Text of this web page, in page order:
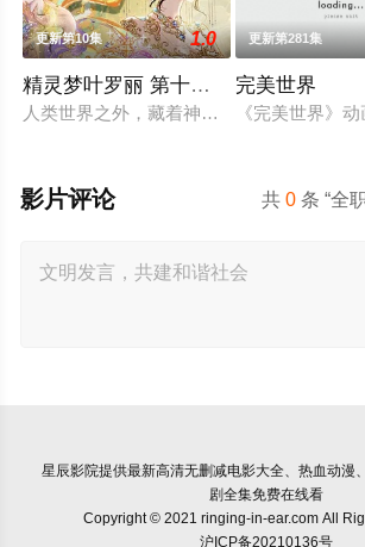
更新第10集 1.0
精灵梦叶罗丽 第十一季（下）
人类世界之外，藏着神秘而美好的叶罗丽
更新第281集
完美世界
《完美世界》
共0 条 “全
影片评论
星辰影院提供最新高清无删减电影大全、热血动漫
剧全集免费在线看
Copyright © 2021 ringing-in-ear.com All
沪ICP备20210136号